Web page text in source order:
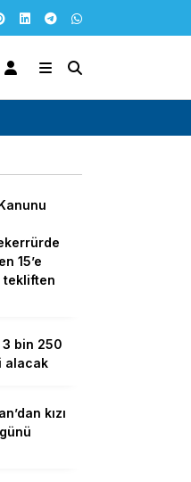
15’e
tekliften
3 bin 250
alacak
kızı